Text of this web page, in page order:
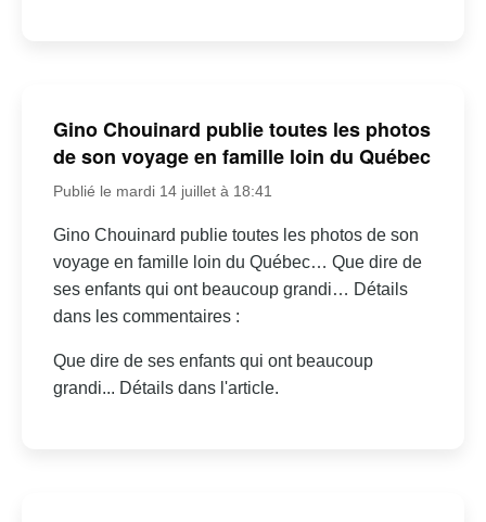
Gino Chouinard publie toutes les photos
de son voyage en famille loin du Québec
Publié le mardi 14 juillet à 18:41
Gino Chouinard publie toutes les photos de son
voyage en famille loin du Québec… Que dire de
ses enfants qui ont beaucoup grandi… Détails
dans les commentaires :
Que dire de ses enfants qui ont beaucoup
grandi... Détails dans l'article.